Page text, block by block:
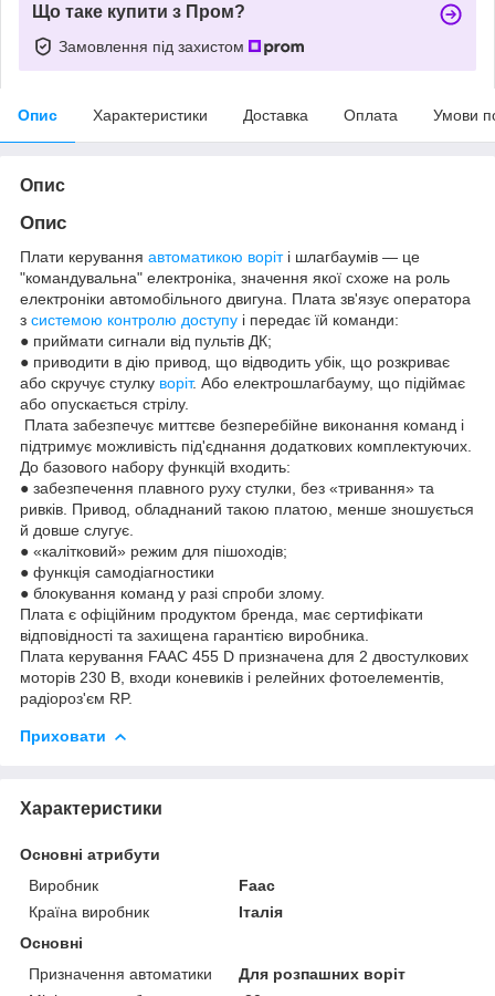
Що таке купити з Пром?
Замовлення під захистом
Опис Характеристики Доставка Оплата Умови
Опис
Опис
Плати керування автоматикою воріті шлагбаумів — це
"командувальна" електроніка, значення якої схоже на роль
електроніки автомобільного двигуна. Плата зв'язує оператора
з системою контролю доступу і передає їй команди:
● приймати сигнали від пультів ДК;
● приводити в дію привод, що відводить убік, що розкриває
або скручує стулку воріт. Або електрошлагбауму, що підіймає
або опускається стрілу.
Плата забезпечує миттєве безперебійне виконання команд і
підтримує можливість під'єднання додаткових комплектуючих.
До базового набору функцій входить:
● забезпечення плавного руху стулки, без «тривання» та
ривків. Привод, обладнаний такою платою, менше зношується
й довше слугує.
● «калітковий» режим для пішоходів;
● функція самодіагностики
● блокування команд у разі спроби злому.
Плата є офіційним продуктом бренда, має сертифікати
відповідності та захищена гарантією виробника.
Плата керування FAAC 455 D призначена для 2 двостулкових
моторів 230 В, входи коневиків і релейних фотоелементів,
радіороз'єм RP.
Приховати
Характеристики
Основні атрибути
Виробник
Faac
Країна виробник
Італія
Основні
Призначення автоматики
Для розпашних воріт